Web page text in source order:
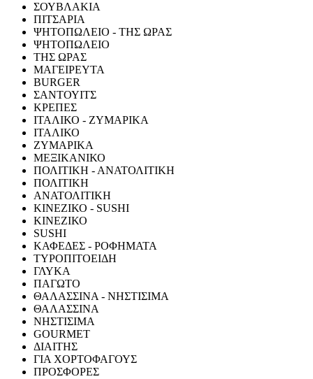
ΣΟΥΒΛΑΚΙΑ
ΠΙΤΣΑΡΙΑ
ΨΗΤΟΠΩΛΕΙΟ - ΤΗΣ ΩΡΑΣ
ΨΗΤΟΠΩΛΕΙΟ
ΤΗΣ ΩΡΑΣ
ΜΑΓΕΙΡΕΥΤΑ
BURGER
ΣΑΝΤΟΥΙΤΣ
ΚΡΕΠΕΣ
ΙΤΑΛΙΚΟ - ΖΥΜΑΡΙΚΑ
ΙΤΑΛΙΚΟ
ΖΥΜΑΡΙΚΑ
ΜΕΞΙΚΑΝΙΚΟ
ΠΟΛΙΤΙΚΗ - ΑΝΑΤΟΛΙΤΙΚΗ
ΠΟΛΙΤΙΚΗ
ΑΝΑΤΟΛΙΤΙΚΗ
ΚΙΝΕΖΙΚΟ - SUSHI
ΚΙΝΕΖΙΚΟ
SUSHI
ΚΑΦΕΔΕΣ - ΡΟΦΗΜΑΤΑ
ΤΥΡΟΠΙΤΟΕΙΔΗ
ΓΛΥΚΑ
ΠΑΓΩΤΟ
ΘΑΛΑΣΣΙΝΑ - ΝΗΣΤΙΣΙΜΑ
ΘΑΛΑΣΣΙΝΑ
ΝΗΣΤΙΣΙΜΑ
GOURMET
ΔΙΑΙΤΗΣ
ΓΙΑ ΧΟΡΤΟΦΑΓΟΥΣ
ΠΡΟΣΦΟΡΕΣ